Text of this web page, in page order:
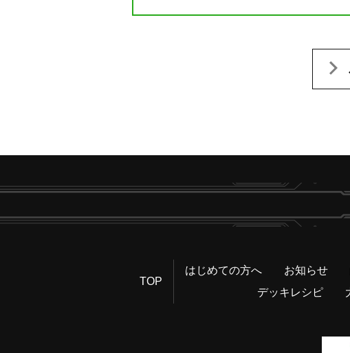
TOP
はじめての方へ お知らせ
デッキレシピ